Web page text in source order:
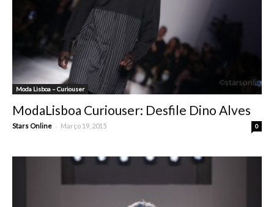
Moda Lisboa – Curiouser
ModaLisboa Curiouser: Desfile Dino Alves
Stars Online - Março 19, 2015 0